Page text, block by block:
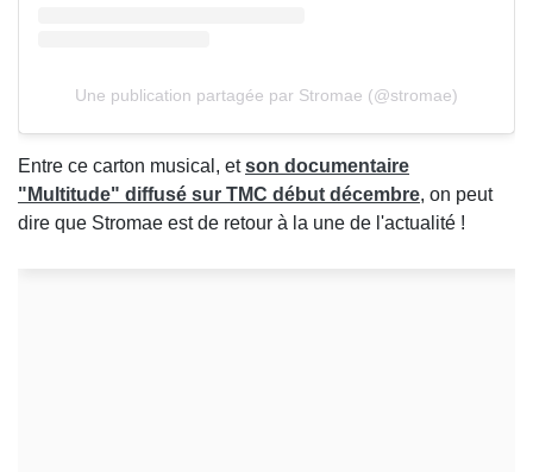
Une publication partagée par Stromae (@stromae)
Entre ce carton musical, etson documentaire
"Multitude" diffusé sur TMC début décembre, on peut
dire que Stromae est de retour à la une de l'actualité !